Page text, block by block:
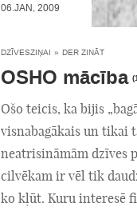
06.JAN, 2009
DZĪVESZIŅAI » DER ZINĀT
OSHO mācība
Ošo teicis, ka bijis
visnabagākais un tikai
neatrisināmām dzīves
cilvēkam ir vēl tik
ko kļūt. Kuru interesē